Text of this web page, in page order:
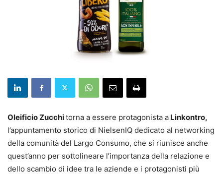
Oleificio Zucchitorna a essere protagonista a Linkontro,
l’appuntamento storico di NielsenIQ dedicato al networking
della comunità del Largo Consumo, che si riunisce anche
quest’anno per sottolineare l’importanza della relazione e
dello scambio di idee tra le aziende e i protagonisti più